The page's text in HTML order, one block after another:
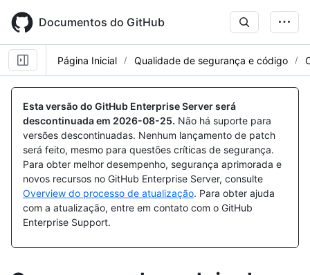
main
content
Documentos do GitHub
Página Inicial Qualidade de segurança e código
Esta versão do GitHub Enterprise Server será
descontinuada em 2026-08-25. Não há suporte para
versões descontinuadas. Nenhum lançamento de patch
será feito, mesmo para questões críticas de segurança.
Para obter melhor desempenho, segurança aprimorada e
novos recursos no GitHub Enterprise Server, consulte
Overview do processo de atualização. Para obter ajuda
com a atualização, entre em contato com o GitHub
Enterprise Support.